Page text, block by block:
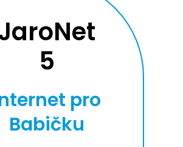
5
pro
Babičku